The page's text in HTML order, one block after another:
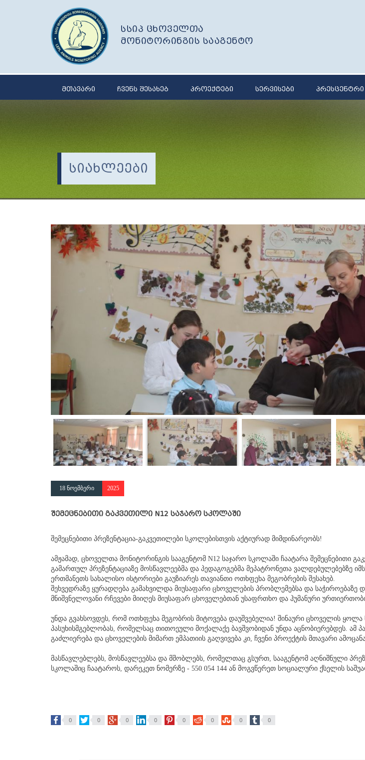
სსიპ ცხოველთა
მონიტორინგის სააგენტო
მთავარი ჩვენს შესახებ პროექტები სერვისები პრესცენტრი
სიახლეები
18 ნოემბერი 2025
შემეცნებითი გაკვეთილი N12 საჯარო სკოლაში
შემეცნებითი პრეზენტაცია-გაკვეთილები სკოლებისთვის აქტიურად მიმდინარეობს!
ამჟამად, ცხოველთა მონიტორინგის სააგენტომ N12 საჯარო სკოლაში ჩაატარა შემეცნებითი
გამართულ პრეზენტაციაზე მოსწავლეებმა და პედაგოგებმა მეპატრონეთა ვალდებულებებზე
ერთმანეთს სახალისო ისტორიები გაუზიარეს თავიანთი ოთხფეხა მეგობრების შესახებ.
შეხვედრაზე ყურადღება გამახვილდა მიუსაფარი ცხოველების პრობლემებსა და საჭიროებაზე
მნიშვნელოვანი რჩევები მიიღეს მიუსაფარ ცხოველებთან უსაფრთხო და ჰუმანური
უნდა გვახსოვდეს, რომ ოთხფეხა მეგობრის მიტოვება დაუშვებელია! შინაური ცხოველის ყოლა
პასუხისმგებლობას, რომელსაც თითოეული მოქალაქე ბავშვობიდან უნდა აცნობიერებდეს. ამ
გაძლიერება და ცხოველების მიმართ ემპათიის გაღვივება კი, ჩვენი პროექტის მთავარი
მასწავლებლებს, მოსწავლეებსა და მშობლებს, რომელთაც გსურთ, სააგენტომ აღნიშნული
სკოლაშიც ჩაატაროს, დარეკეთ ნომერზე - 550 054 144 ან მოგვწერეთ სოციალური ქსელის
0 0 0 0 0 0 0 0